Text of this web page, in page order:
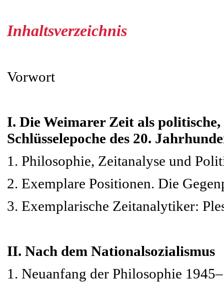
Inhaltsverzeichnis
Vorwort
I. Die Weimarer Zeit als
Schlüsselepoche des 20.
1. Philosophie, Zeitanalyse und
2. Exemplare Positionen. Die
3. Exemplarische Zeitanalytiker:
II. Nach dem Nationalsozialismus
1. Neuanfang der Philosophie